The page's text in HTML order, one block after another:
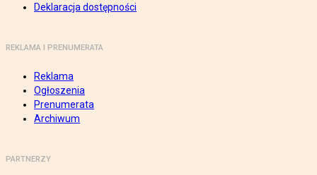
Deklaracja dostępności
REKLAMA I PRENUMERATA
Reklama
Ogłoszenia
Prenumerata
Archiwum
PARTNERZY